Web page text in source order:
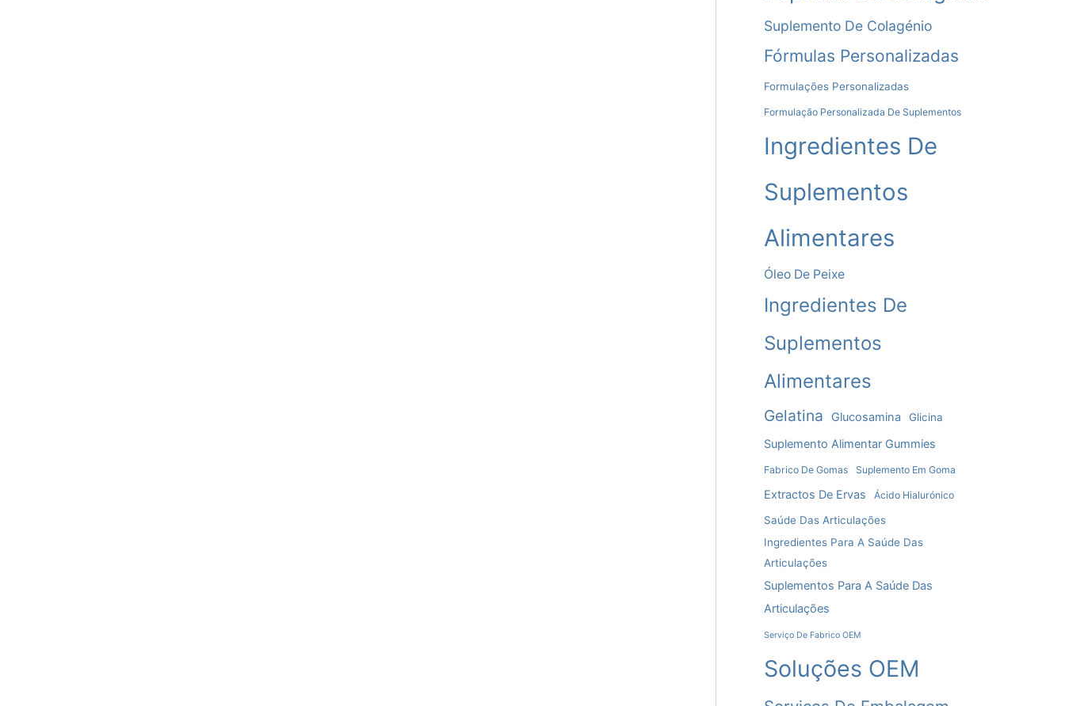
Suplemento De Colagénio
Fórmulas Personalizadas
Formulações Personalizadas
Formulação Personalizada De Suplementos
Ingredientes De
Suplementos
Alimentares
Óleo De Peixe
Ingredientes De
Suplementos
Alimentares
Gelatina Glucosamina Glicina
Suplemento Alimentar Gummies
Fabrico De Gomas Suplemento Em Goma
Extractos De Ervas Ácido Hialurónico
Saúde Das Articulações
Ingredientes Para A Saúde Das
Articulações
Suplementos Para A Saúde Das
Articulações
Serviço De Fabrico OEM
Soluções OEM